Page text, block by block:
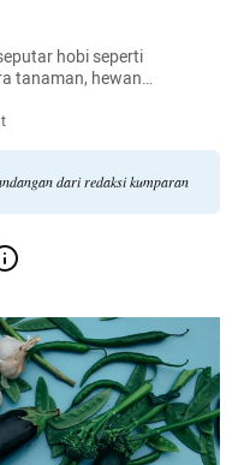
hobi seperti
tanaman, hewan
dari redaksi kumparan